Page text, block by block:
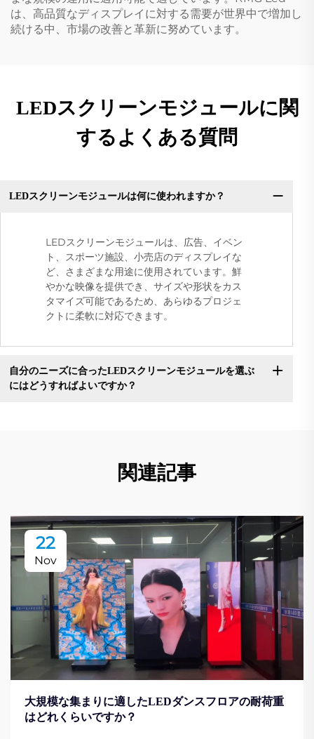
は、高品質なディスプレイに対する需要が世界中で増加し
続ける中、市場の改善と革新に努めています。
LEDスクリーンモジュールに関
するよくある質問
LEDスクリーンモジュールは何に使われますか？
LEDスクリーンモジュールは、広告、イベン
ト、スポーツ施設、小売店のディスプレイな
ど、さまざまな用途に使用されています。鮮
やかな映像を提供でき、サイズや形状をカス
タマイズ可能であるため、あらゆるプロジェ
クトに柔軟に対応できます。
自分のニーズに合ったLEDスクリーンモジュールを選ぶ
にはどうすればよいですか？
関連記事
22
Nov
大規模な集まりに適したLEDダンスフロアの耐荷重
はどれくらいですか？